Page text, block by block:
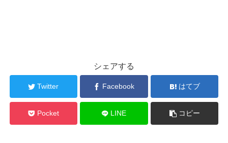
シェアする
Twitter Facebook はてブ
Pocket LINE コピー